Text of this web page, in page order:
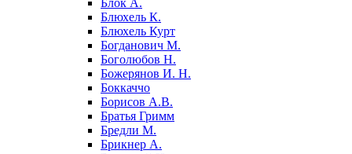
Блок А.
Блюхель К.
Блюхель Курт
Богданович М.
Боголюбов Н.
Божерянов И. Н.
Боккаччо
Борисов А.В.
Братья Гримм
Бредли М.
Брикнер А.